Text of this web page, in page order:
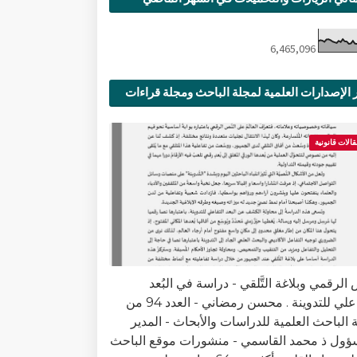
6,465,096
الإصدارات العلمية لمجلة الباحث ومجلة قراءات
قانونية
الرقمي وبلاغة التَّلقي - دراسة في البُعد
التفاعلي للتدوينة . محسن رمضاني - العدد 94 من
الباحث العلمية للدراسات والأبحاث - المدير
ذ محمد القاسمي - منشورات موقع الباحث